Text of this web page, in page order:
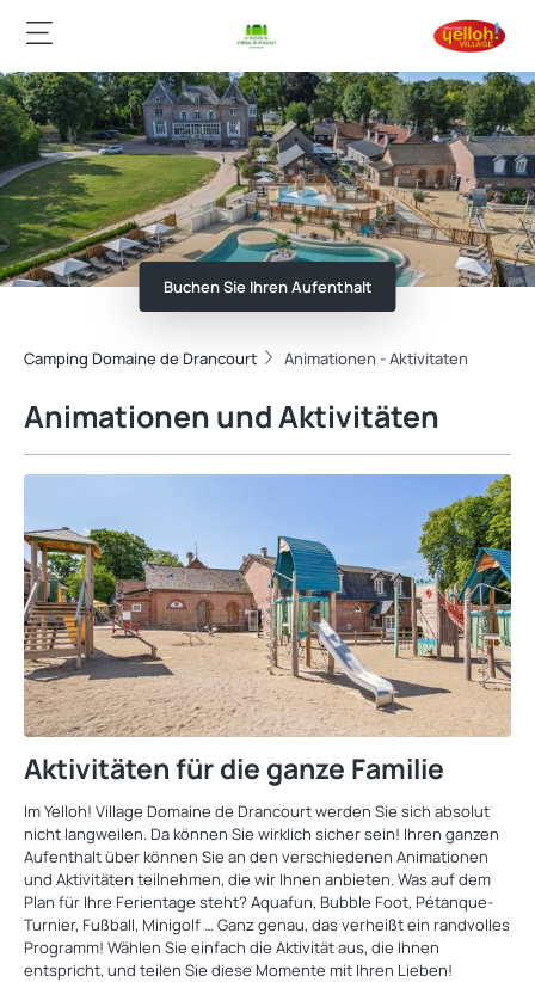
Buchen Sie Ihren Aufenthalt
Camping Domaine de Drancourt Animationen - Aktivitaten
Animationen und Aktivitäten
Aktivitäten für die ganze Familie
Im Yelloh! Village Domaine de Drancourt werden Sie sich absolut
nicht langweilen. Da können Sie wirklich sicher sein! Ihren ganzen
Aufenthalt über können Sie an den verschiedenen Animationen
und Aktivitäten teilnehmen, die wir Ihnen anbieten. Was auf dem
Plan für Ihre Ferientage steht? Aquafun, Bubble Foot, Pétanque-
Turnier, Fußball, Minigolf … Ganz genau, das verheißt ein randvolles
Programm! Wählen Sie einfach die Aktivität aus, die Ihnen
entspricht, und teilen Sie diese Momente mit Ihren Lieben!